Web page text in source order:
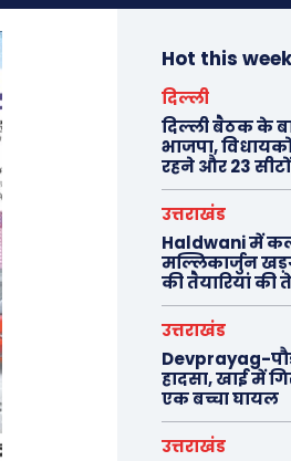
Hot this week
दिल्ली
दिल्ली बैठक के
भाजपा,
रहने और 23
उत्तराखंड
Haldwani में
मल्लिकार्जुन
की तैयारियां की
उत्तराखंड
Devprayag-
हादसा, खाई में
एक बच्चा घायल
उत्तराखंड